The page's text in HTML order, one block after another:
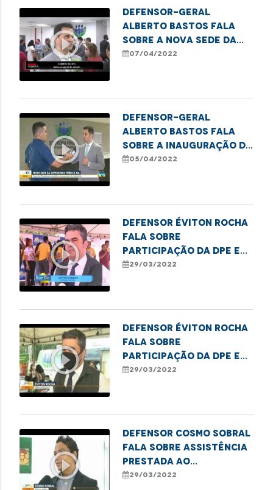
play_circle_outline
Defensor-geral
Alberto Bastos fala
sobre a nova sede da
DPE e ressalta as
07/04/2022
play_circle_outline
Defensor-geral
Alberto Bastos fala
sobre a inauguração da
nova sede da
05/04/2022
play_circle_outline
Defensor Éviton Rocha
fala sobre
participação da DPE em
ação social realizada
29/03/2022
play_circle_outline
Defensor Éviton Rocha
fala sobre
participação da DPE em
ação social realizada
29/03/2022
play_circle_outline
Defensor Cosmo Sobral
fala sobre assistência
prestada ao
adolescente que
29/03/2022